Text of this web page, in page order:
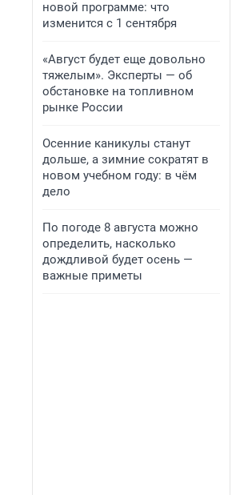
новой программе: что
изменится с 1 сентября
«Август будет еще довольно
тяжелым». Эксперты — об
обстановке на топливном
рынке России
Осенние каникулы станут
дольше, а зимние сократят в
новом учебном году: в чём
дело
По погоде 8 августа можно
определить, насколько
дождливой будет осень —
важные приметы